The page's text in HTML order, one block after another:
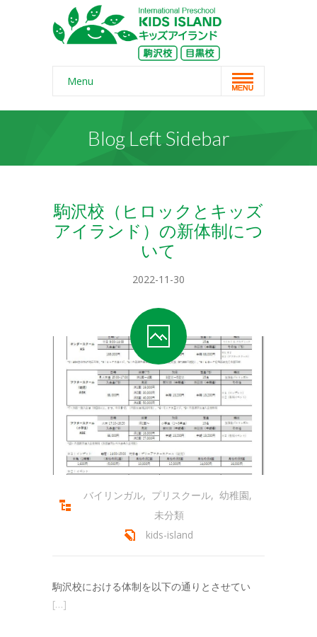
Menu
Home
スクール概要
-- 保護者の声
-- よくある質問
-- 会員専用ページ
コースの紹介
-- プリスクール
-- ミュージック＆ムーブメント
-- キンダークラス
-- アフタースクール
-- サマースクール
-- サマーキャンプ
アクセス
Blog Left Sidebar
駒沢校（ヒロックとキッズ
アイランド）の新体制につ
いて
2022-11-30
バイリンガル, プリスクール, 幼稚園,
未分類
kids-island
駒沢校における体制を以下の通りとさせてい
[…]